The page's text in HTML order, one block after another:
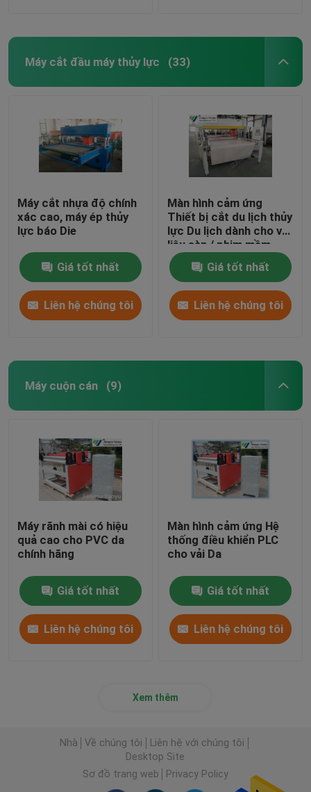
Máy cắt đầu máy thủy lực (33)
Máy cắt nhựa độ chính
xác cao, máy ép thủy
lực báo Die
Giá tốt nhất
Liên hệ chúng tôi
Màn hình cảm ứng
Thiết bị cắt du lịch thủy
lực Du lịch dành cho vật
liệu sàn / phim mềm
Giá tốt nhất
Liên hệ chúng tôi
Máy cuộn cán (9)
Máy rãnh mài có hiệu
quả cao cho PVC da
chính hãng
Giá tốt nhất
Liên hệ chúng tôi
Màn hình cảm ứng Hệ
thống điều khiển PLC
cho vải Da
Giá tốt nhất
Liên hệ chúng tôi
Xem thêm
Nhà Về chúng tôi
Liên hệ với chúng tôi
Desktop Site
Sơ đồ trang web
Privacy Policy